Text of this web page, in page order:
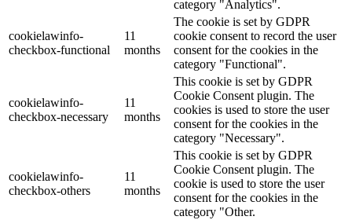
category "Analytics".
cookielawinfo-
checkbox-functional
11
months
The cookie is set by GDPR
cookie consent to record the user
consent for the cookies in the
category "Functional".
cookielawinfo-
checkbox-necessary
11
months
This cookie is set by GDPR
Cookie Consent plugin. The
cookies is used to store the user
consent for the cookies in the
category "Necessary".
cookielawinfo-
checkbox-others
11
months
This cookie is set by GDPR
Cookie Consent plugin. The
cookie is used to store the user
consent for the cookies in the
category "Other.